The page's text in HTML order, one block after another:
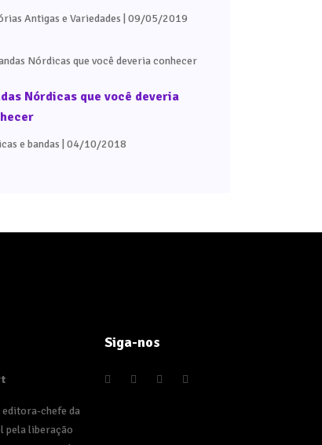
Antigas e Variedades | 09/05/2019
Nórdicas que você deveria
e bandas | 04/10/2018
chefe da
pela liberação
Siga-nos